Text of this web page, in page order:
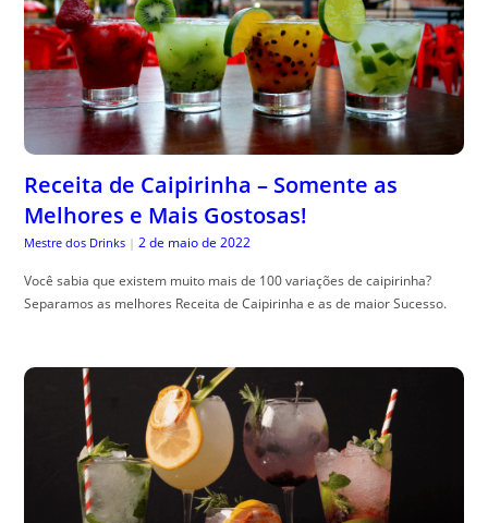
Receita de Caipirinha – Somente as
Melhores e Mais Gostosas!
Mestre dos Drinks | 2 de maio de 2022
Você sabia que existem muito mais de 100 variações de caipirinha?
Separamos as melhores Receita de Caipirinha e as de maior Sucesso.